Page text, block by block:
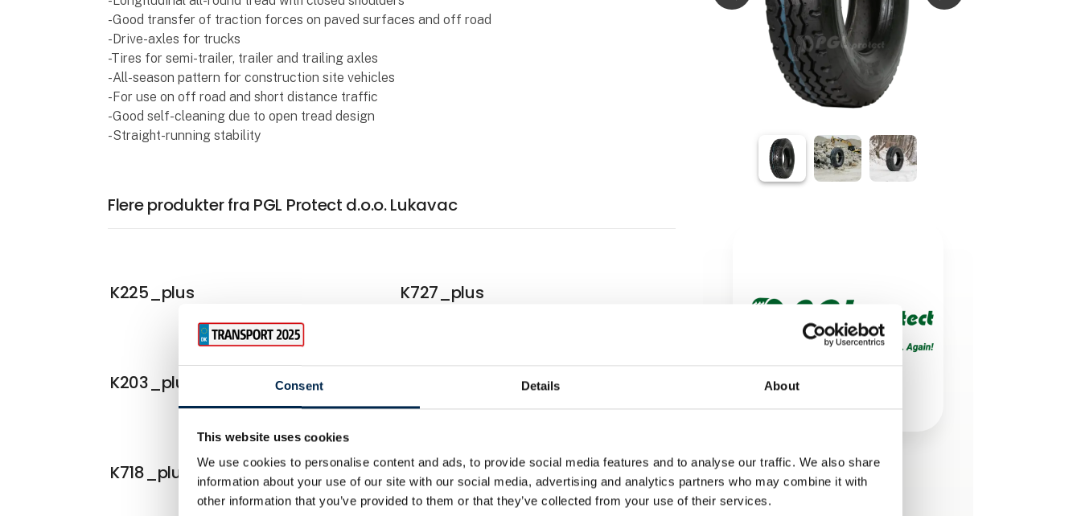
Consent Details About
This website uses cookies
We use cookies to personalise content and ads, to provide social media features and to analyse our traffic. We also share
information about your use of our site with our social media, advertising and analytics partners who may combine it with
other information that you’ve provided to them or that they’ve collected from your use of their services.
-Good transfer of traction forces on paved surfaces and off road
-Drive-axles for trucks
-Tires for semi-trailer, trailer and trailing axles
-All-season pattern for construction site vehicles
-For use on off road and short distance traffic
-Good self-cleaning due to open tread design
-Straight-running stability
Flere produkter fra PGL Protect d.o.o. Lukavac
K225_plus K727_plus
K203_plus
K718_plus K801_plus Produktet er tilføjet af:
PGL Protect d.o.o. Lukavac